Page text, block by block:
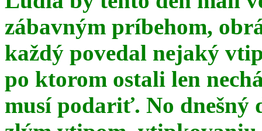
zábavným príbehom,
každý povedal nejaký
po ktorom ostali len
musí podariť. No dnešný